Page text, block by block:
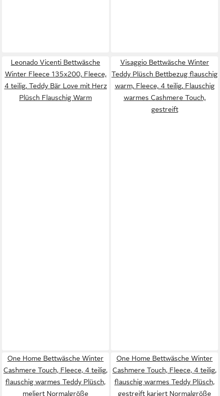
Leonado Vicenti Bettwäsche
Winter Fleece 135x200, Fleece,
4 teilig, Teddy Bär Love mit Herz
Plüsch Flauschig Warm
Visaggio Bettwäsche Winter
Teddy Plüsch Bettbezug flauschig
warm, Fleece, 4 teilig, Flauschig
warmes Cashmere Touch,
gestreift
One Home Bettwäsche Winter
Cashmere Touch, Fleece, 4 teilig,
flauschig warmes Teddy Plüsch,
meliert Normalgröße
One Home Bettwäsche Winter
Cashmere Touch, Fleece, 4 teilig,
flauschig warmes Teddy Plüsch,
gestreift kariert Normalgröße